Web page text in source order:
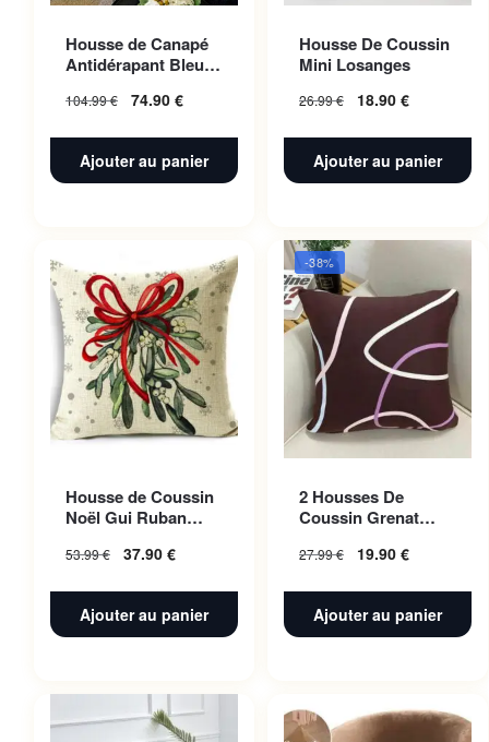
Housse de Canapé
Antidérapant Bleu
104.99€ 74.90 €
Ajouter au panier
Housse De Coussin
Mini Losanges
26.99€ 18.90 €
Ajouter au panier
Housse de Coussin
Noël Gui Ruban
53.99€ 37.90 €
Ajouter au panier
-38%
2 Housses De
Coussin Grenat
45 X 45 Cm
27.99€ 19.90 €
Ajouter au panier